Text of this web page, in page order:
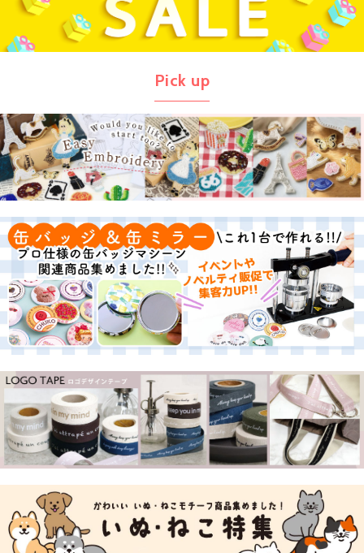
Pick up